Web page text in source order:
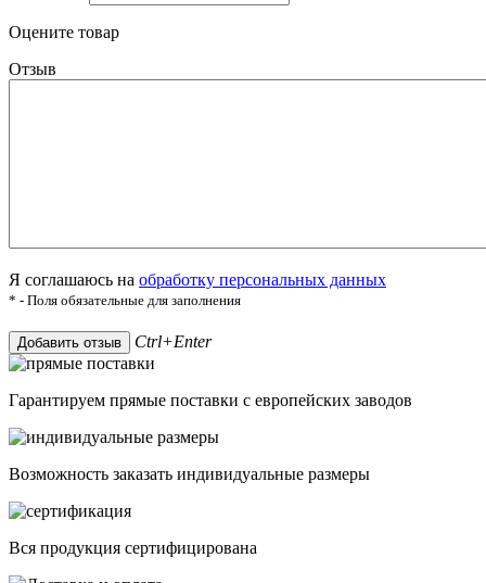
Оцените товар
Отзыв
Я соглашаюсь на обработку персональных данных
* - Поля обязательные для заполнения
Добавить отзыв Ctrl+Enter
Гарантируем прямые поставки с европейских заводов
Возможность заказать индивидуальные размеры
Вся продукция сертифицирована